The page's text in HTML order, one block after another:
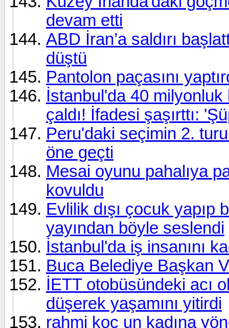
devam etti
ABD İran’a saldırı
düştü
Pantolon paçasını
İstanbul'da 40 milyonluk
çaldı! İfadesi şaşırttı:
Peru'daki seçimin 2.
öne geçti
Mesai oyunu pahalıya
kovuldu
Evlilik dışı çocuk yapıp
yayından böyle seslendi
İstanbul'da iş insanını
Buca Belediye Başkan
İETT otobüsündeki acı
düşerek yaşamını yitirdi
rahmi koç un kadına